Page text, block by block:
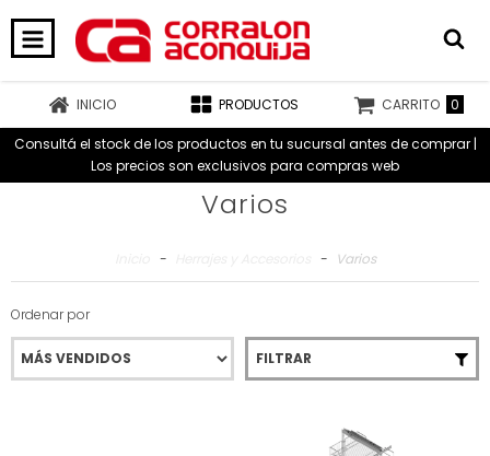
INICIO PRODUCTOS CARRITO 0
Consultá el stock de los productos en tu sucursal antes de comprar |
Los precios son exclusivos para compras web
Varios
- - Varios
Ordenar por
FILTRAR